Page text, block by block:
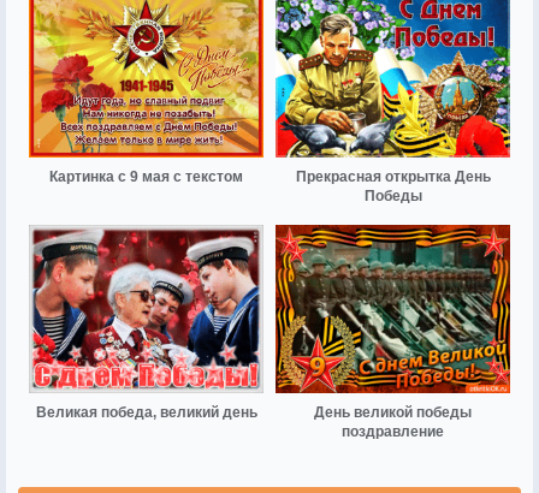
Картинка с 9 мая с текстом
Прекрасная открытка День
Победы
Великая победа, великий день
День великой победы
поздравление